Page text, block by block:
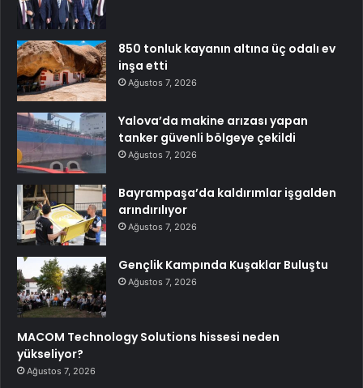
850 tonluk kayanın altına üç odalı ev
inşa etti
Ağustos 7, 2026
Yalova’da makine arızası yapan
tanker güvenli bölgeye çekildi
Ağustos 7, 2026
Bayrampaşa’da kaldırımlar işgalden
arındırılıyor
Ağustos 7, 2026
Gençlik Kampında Kuşaklar Buluştu
Ağustos 7, 2026
MACOM Technology Solutions hissesi neden
yükseliyor?
Ağustos 7, 2026